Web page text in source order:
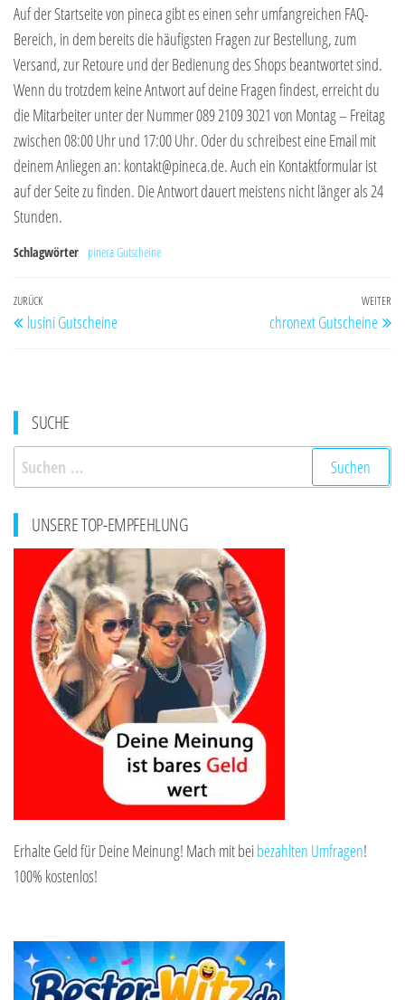
Auf der Startseite von pineca gibt es einen sehr umfangreichen FAQ-
Bereich, in dem bereits die häufigsten Fragen zur Bestellung, zum
Versand, zur Retoure und der Bedienung des Shops beantwortet sind.
Wenn du trotzdem keine Antwort auf deine Fragen findest, erreicht du
die Mitarbeiter unter der Nummer 089 2109 3021 von Montag – Freitag
zwischen 08:00 Uhr und 17:00 Uhr. Oder du schreibest eine Email mit
deinem Anliegen an: kontakt@pineca.de. Auch ein Kontaktformular ist
auf der Seite zu finden. Die Antwort dauert meistens nicht länger als 24
Stunden.
Schlagwörter pineca Gutscheine
Beitragsnavigation
Vorheriger
Beitrag
ZURÜCK
lusini Gutscheine
WEITER
chronext Gutscheine
SUCHE
Suchen
nach:
UNSERE TOP-EMPFEHLUNG
Erhalte Geld für Deine Meinung! Mach mit beibezahlten Umfragen!
100% kostenlos!